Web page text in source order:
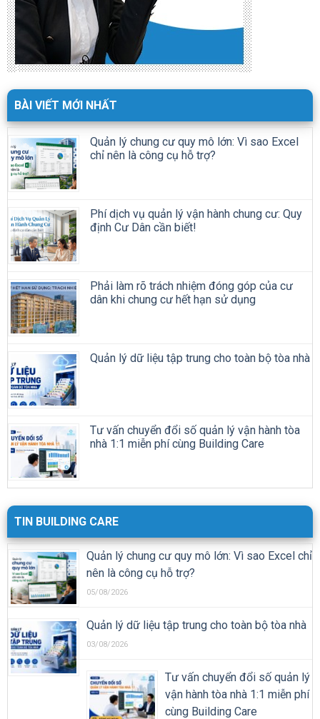
BÀI VIẾT MỚI NHẤT
Quản lý chung cư quy mô lớn: Vì sao Excel
chỉ nên là công cụ hỗ trợ?
Phí dịch vụ quản lý vận hành chung cư: Quy
định Cư Dân cần biết!
Phải làm rõ trách nhiệm đóng góp của cư
dân khi chung cư hết hạn sử dụng
Quản lý dữ liệu tập trung cho toàn bộ tòa nhà
Tư vấn chuyển đổi số quản lý vận hành tòa
nhà 1:1 miễn phí cùng Building Care
TIN BUILDING CARE
Quản lý chung cư quy mô lớn: Vì sao Excel chỉ
nên là công cụ hỗ trợ?
05/08/2026
Quản lý dữ liệu tập trung cho toàn bộ tòa nhà
03/08/2026
Tư vấn chuyển đổi số quản lý
vận hành tòa nhà 1:1 miễn phí
cùng Building Care